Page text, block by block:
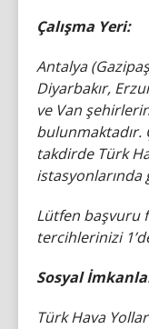
Çalışma Yeri:
Antalya
Diyarbakır,
ve Van
bulunmaktadır.
takdirde Türk
istasyonlarında
Lütfen başvuru
tercihlerinizi
Sosyal
Türk Hava